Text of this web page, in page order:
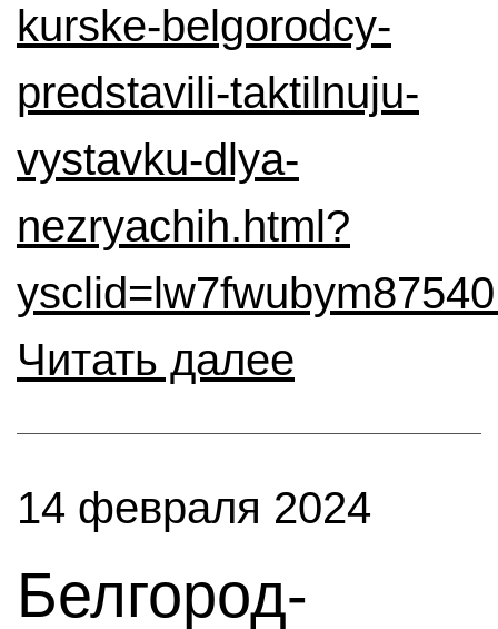
kurske-belgorodcy-
predstavili-taktilnuju-
vystavku-dlya-
nezryachih.html?
Читать далее
14 февраля 2024
Белгород-